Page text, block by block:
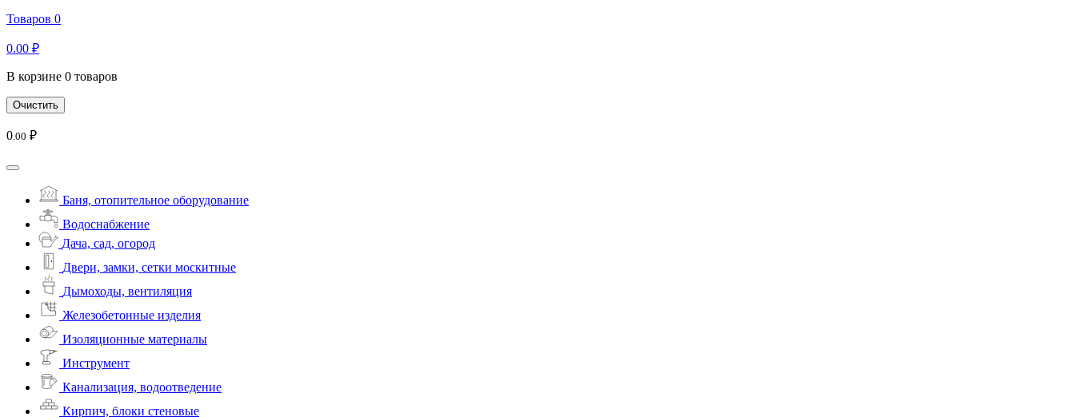
Товаров 0
0.00 ₽
В корзине 0 товаров
Очистить
0 .00 ₽
Баня, отопительное оборудование
Водоснабжение
Дача, сад, огород
Двери, замки, сетки москитные
Дымоходы, вентиляция
Железобетонные изделия
Изоляционные материалы
Инструмент
Канализация, водоотведение
Кирпич, блоки стеновые